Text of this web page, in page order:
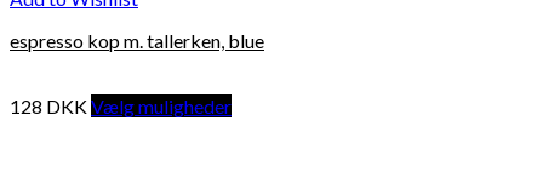
espresso kop m. tallerken, blue
128 DKKVælg muligheder